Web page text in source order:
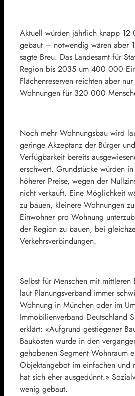
Aktuell würden jährlich knapp
gebaut – notwendig wären
sagte Breu. Das Landesamt für
Region bis 2035 um 400 000
Flächenreserven reichten aber
Wohnungen für 320 000
Noch mehr Wohnungsbau wird
geringe Akzeptanz der Bürger
Verfügbarkeit bereits
erschwert. Grundstücke würden
höherer Preise, wegen der
nicht verkauft. Eine Möglichkeit
zu bauen, kleinere Wohnungen
Einwohner pro Wohnung
der Region zu bauen, bei
Verkehrsverbindungen.
Selbst für Menschen mit mittleren
laut Planungsverband immer
Wohnung in München oder im
Immobilienverband Deutschland
erklärt: «Aufgrund gestiegener
Baukosten wurde in den
gehobenen Segment Wohnraum
Objektangebot im einfachen und
hat sich eher ausgedünnt.»
wenig gebaut.